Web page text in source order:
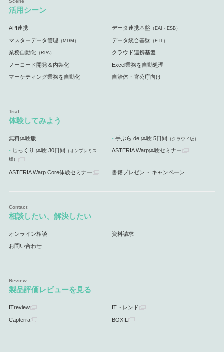
活用シーン
API連携 データ連携基盤 （EAI・ESB）
マスターデータ管理 （MDM） データ統合基盤 （ETL）
業務自動化（RPA） クラウド連携基盤
ノーコード開発＆内製化 Excel業務を自動処理
マーケティング業務を自動化 自治体・官公庁向け
体験してみよう
無料体験版 手ぶら de 体験 5日間 （クラウド版）
じっくり 体験 30日間 （オンプレミス
版）
ASTERIA Warp体験セミナー
ASTERIA Warp Core体験セミナー 書籍プレゼント キャンペーン
相談したい、解決したい
オンライン相談 資料請求
お問い合わせ
製品評価レビューを見る
ITreview ITトレンド
Capterra BOXIL